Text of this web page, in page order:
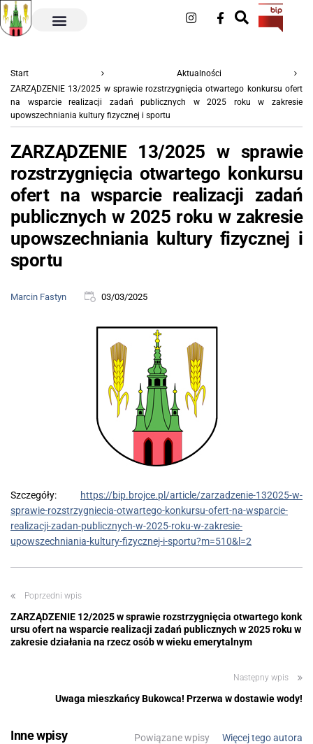
Start
Aktualności
ZARZĄDZENIE 13/2025 w sprawie rozstrzygnięcia otwartego konkursu ofert
na wsparcie realizacji zadań publicznych w 2025 roku w zakresie
upowszechniania kultury fizycznej i sportu
ZARZĄDZENIE 13/2025 w sprawie
rozstrzygnięcia otwartego konkursu
ofert na wsparcie realizacji zadań
publicznych w 2025 roku w zakresie
upowszechniania kultury fizycznej i
sportu
Marcin Fastyn 03/03/2025
Szczegóły:
https://bip.brojce.pl/article/zarzadzenie-132025-w-
sprawie-rozstrzygniecia-otwartego-konkursu-ofert-na-wsparcie-
realizacji-zadan-publicznych-w-2025-roku-w-zakresie-
upowszechniania-kultury-fizycznej-i-sportu?m=510&l=2
Poprzedni wpis
ZARZĄDZENIE 12/2025 w sprawie rozstrzygnięcia otwartego konk
ursu ofert na wsparcie realizacji zadań publicznych w 2025 roku w
zakresie działania na rzecz osób w wieku emerytalnym
Następny wpis
Uwaga mieszkańcy Bukowca! Przerwa w dostawie wody!
Inne wpisy Powiązane wpisy Więcej tego autora